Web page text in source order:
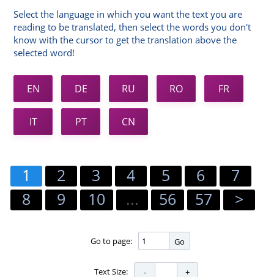
Select the language in which you want the text you are
reading to be translated, then select the words you don't
know with the cursor to get the translation above the
selected word!
EN DE RU RO FR
IT PT CN
1 2 3 4 5 6
7
8
9 10 ... 56 57 >
Go to page: Go
Text Size: